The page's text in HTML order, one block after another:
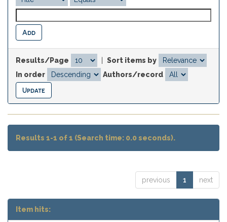
Results/Page
Sort items by
In order
Authors/record
Results 1-1 of 1 (Search time: 0.0 seconds).
previous 1 next
Item hits: